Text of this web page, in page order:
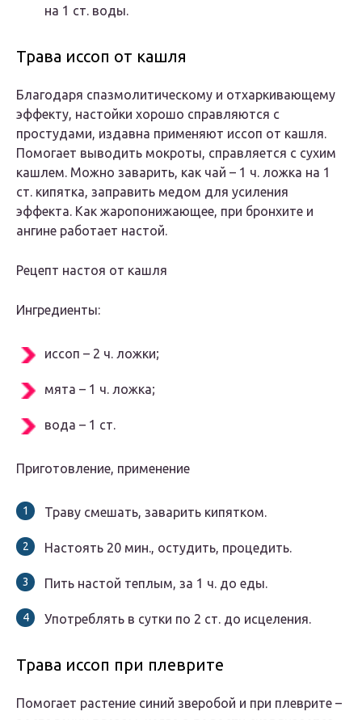
на 1 ст. воды.
Трава иссоп от кашля
Благодаря спазмолитическому и отхаркивающему
эффекту, настойки хорошо справляются с
простудами, издавна применяют иссоп от кашля.
Помогает выводить мокроты, справляется с сухим
кашлем. Можно заварить, как чай – 1 ч. ложка на 1
ст. кипятка, заправить медом для усиления
эффекта. Как жаропонижающее, при бронхите и
ангине работает настой.
Рецепт настоя от кашля
Ингредиенты:
иссоп – 2 ч. ложки;
мята – 1 ч. ложка;
вода – 1 ст.
Приготовление, применение
Траву смешать, заварить кипятком.
Настоять 20 мин., остудить, процедить.
Пить настой теплым, за 1 ч. до еды.
Употреблять в сутки по 2 ст. до исцеления.
Трава иссоп при плеврите
Помогает растение синий зверобой и при плеврите –